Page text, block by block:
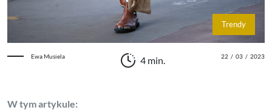
Trendy
Ewa Musiela 4 min. 22 / 03 / 2023
W tym artykule: